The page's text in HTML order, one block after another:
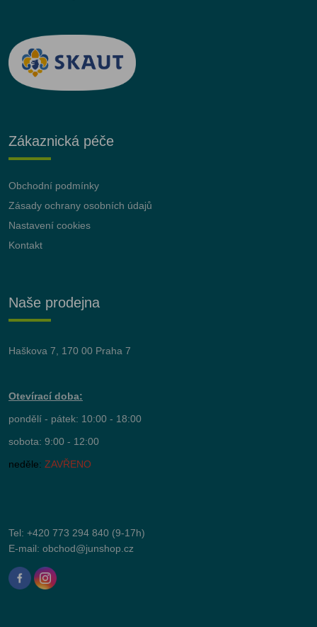
Zákaznická péče
Obchodní podmínky
Zásady ochrany osobních údajů
Nastavení cookies
Kontakt
Naše prodejna
Haškova 7, 170 00 Praha 7
Otevírací doba:
pondělí - pátek: 10:00 - 18:00
sobota: 9:00 - 12:00
neděle: ZAVŘENO
Tel: +420 773 294 840 (9-17h)
E-mail: obchod@junshop.cz